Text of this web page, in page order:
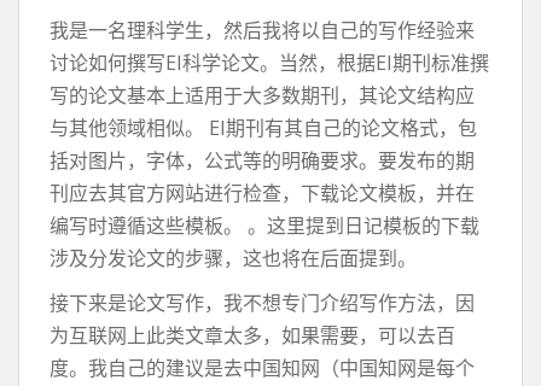
我是一名理科学生，然后我将以自己的写作经验来
讨论如何撰写EI科学论文。当然，根据EI期刊标准撰
写的论文基本上适用于大多数期刊，其论文结构应
与其他领域相似。 EI期刊有其自己的论文格式，包
括对图片，字体，公式等的明确要求。要发布的期
刊应去其官方网站进行检查，下载论文模板，并在
编写时遵循这些模板。 。这里提到日记模板的下载
涉及分发论文的步骤，这也将在后面提到。
接下来是论文写作，我不想专门介绍写作方法，因
为互联网上此类文章太多，如果需要，可以去百
度。我自己的建议是去中国知网（中国知网是每个